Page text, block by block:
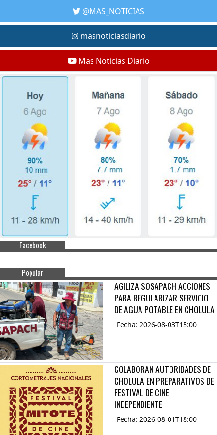
@MAS_NOTICIAS
masnoticiasdiario
Mas Noticias Diario
Facebook
Popular
AGILIZA SOSAPACH ACCIONES
PARA REGULARIZAR SERVICIO
DE AGUA POTABLE EN CHOLULA
Fecha: 2026-08-03T15:00
COLABORAN AUTORIDADES DE
CHOLULA EN PREPARATIVOS DE
FESTIVAL DE CINE
INDEPENDIENTE
Fecha: 2026-08-01T18:00